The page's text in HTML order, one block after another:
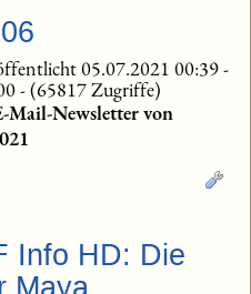
05.07.2021 00:39-
-(65817 Zugriffe)
Mail-Newsletter von
Info HD: Die
Maya